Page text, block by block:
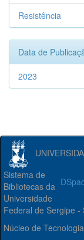
Resistência
Data de
2023
Sistema de
Bibliotecas da
Universidade
Federal de Sergipe -
Núcleo de